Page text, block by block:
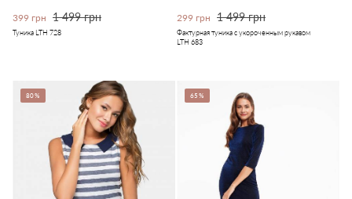
399 грн 1 499 грн
Туника LTH 728
299 грн 1 499 грн
Фактурная туника с укороченным рукавом
LTH 683
80% 65%